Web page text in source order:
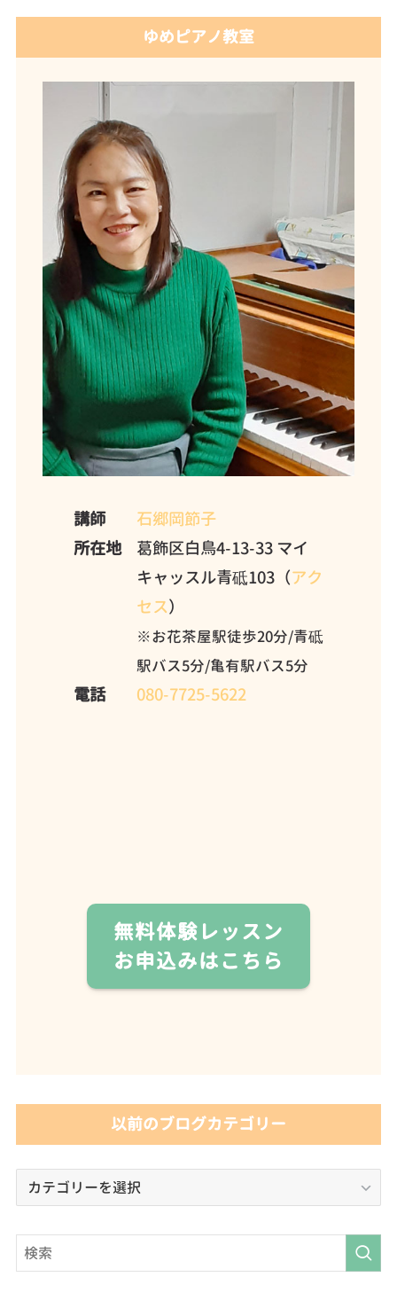
ゆめピアノ教室
講師
石郷岡節子
所在地
葛飾区白鳥4-13-33 マイ
キャッスル青砥103（アク
セス）
※お花茶屋駅徒歩20分/青砥
駅バス5分/亀有駅バス5分
電話 080-7725-5622
無料体験レッスン
お申込みはこちら
以前のブログカテゴリー
前
ブ
ロ